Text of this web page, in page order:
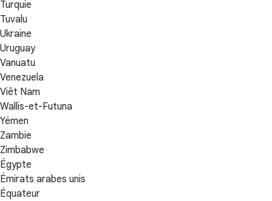
Turquie
Tuvalu
Ukraine
Uruguay
Vanuatu
Venezuela
Viêt Nam
Wallis-et-Futuna
Yémen
Zambie
Zimbabwe
Égypte
Émirats arabes unis
Équateur